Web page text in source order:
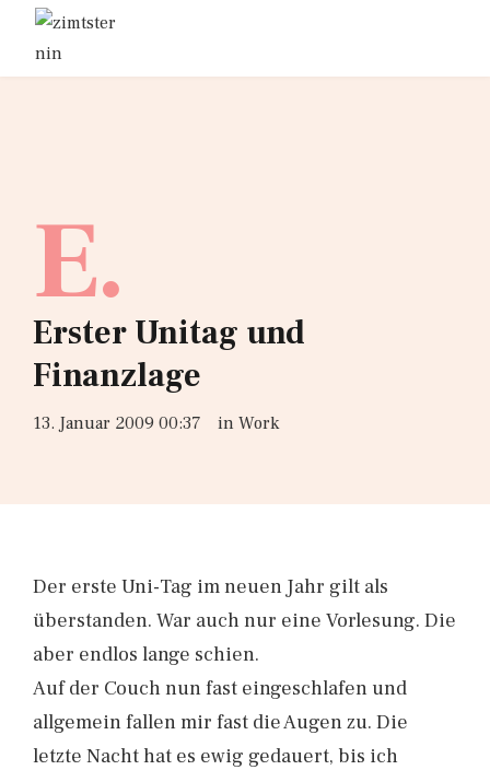
E.
Erster Unitag und
Finanzlage
13. Januar 2009 00:37 in Work
Der erste Uni-Tag im neuen Jahr gilt als
überstanden. War auch nur eine Vorlesung. Die
aber endlos lange schien.
Auf der Couch nun fast eingeschlafen und
allgemein fallen mir fast die Augen zu. Die
letzte Nacht hat es ewig gedauert, bis ich